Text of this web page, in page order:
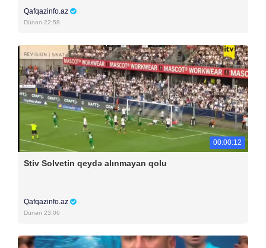
Qafqazinfo.az
Dünən 22:58
00:00:12
Stiv Solvetin qeydə alınmayan qolu
Qafqazinfo.az
Dünən 23:06